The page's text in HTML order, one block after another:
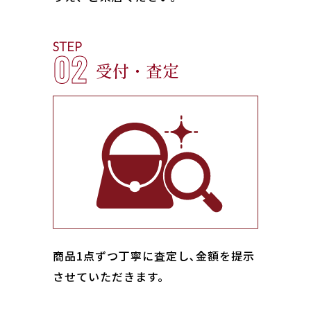
STEP
02 受付・査定
商品1点ずつ丁寧に査定し､金額を提示
させていただきます。